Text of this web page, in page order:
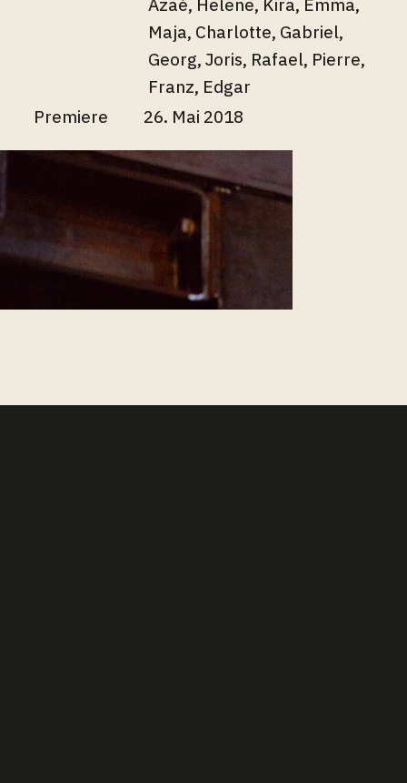
Maja, Charlotte, Gabriel,
Georg, Joris, Rafael, Pierre,
Franz, Edgar
Premiere
26. Mai 2018